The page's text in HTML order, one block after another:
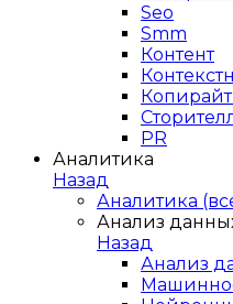
Seo
Smm
Контент
PR
Аналитика
Назад
Аналитика
Анализ
Назад
Анализ